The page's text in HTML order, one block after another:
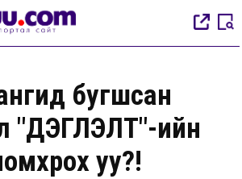
бугшсан
"ДЭГЛЭЛТ"-ийн
уу?!